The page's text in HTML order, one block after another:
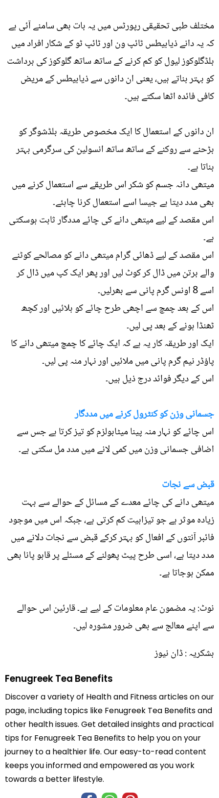
مختلف طبی تحقیقی رپورٹس میں یہ بات بھی سامنے آئی ہے
کہ یہ دانے ذیابیطس ٹائپ ون اور ٹائپ ٹو کے شکار افراد میں
بلڈگلوکوز لیول کو کم کرنے کے ساتھ ساتھ گلوکوز کی برداشت
کو بہتر بناتے ہیں، یعنی ان دانوں سے ذیابیطس کے مریض
کافی فائدہ اٹھا سکتے ہیں۔
ان دانوں کے استعمال کا ایک مخصوص طریقہ بلڈشوگر کو
بڑحنے سے روکنے کے ساتھ ساتھ انسولین کی سرگرمی بہتر
بناتا ہے۔
میتھی دانہ جسم کو شکر اس طریقے سے استعمال کرنے میں
بھی مدد دیتا ہے جیسا اسے استعمال کرنا چاہئے۔
اس مقصد کے لیے میتھی دانے کی چائے مددگار ثابت ہوسکتی
ہے۔
اس مقصد کے لیے ڈھائی گرام میتھی دانے کو مصالحے کوٹنے
والے برتن میں ڈال کر کوٹ لیں اور پھر ایک کپ میں ڈال کر
اسے 8 اونس گرم پانی سے بھرلیں۔
اس کے بعد چمچ سے اچھی طرح چائے کو ہلائیں اور کچھ
ٹھنڈا ہونے کے بعد پی لیں۔
ایک اور طریقہ کار یہ ہے کہ ایک چائے کا چمچ میتھی دانے کا
پاﺅڈر نیم گرم پانی میں ملائیں اور نہار منہ پی لیں۔
اس کے دیگر فوائد درج ذیل ہیں۔
جسمانی وزن کو کنٹرول کرنے میں مددگار
اس چائے کو نہار منہ پینا میٹابولزم کو تیز کرتا ہے جس سے
اضافی جسمانی وزن میں کمی لانے میں مدد مل سکتی ہے۔
قبض سے نجات
میتھی دانے کی چائے معدے کے مسائل کے حوالے سے بہت
زیادہ موثر ہے جو تیزابیت کم کرتی ہے، جبکہ اس میں موجود
فائبر آنتوں کے افعال کو بہتر کرکے قبض سے نجات دلانے میں
مدد دیتا ہے، اسی طرح پیٹ پھولنے کے مسئلے پر قابو پانا بھی
ممکن ہوجاتا ہے۔
نوٹ: یہ مضمون عام معلومات کے لیے ہے۔ قارئین اس حوالے
سے اپنے معالج سے بھی ضرور مشورہ لیں۔
بشکریہ : ڈان نیوز
Fenugreek Tea Benefits
Discover a variety of Health and Fitness articles on our
page, including topics like Fenugreek Tea Benefits and
other health issues. Get detailed insights and practical
tips for Fenugreek Tea Benefits to help you on your
journey to a healthier life. Our easy-to-read content
keeps you informed and empowered as you work
towards a better lifestyle.